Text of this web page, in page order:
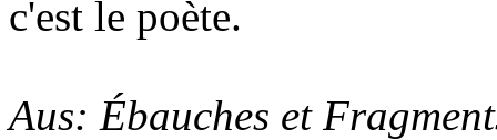
c'est le poète.
Aus: Ébauches et